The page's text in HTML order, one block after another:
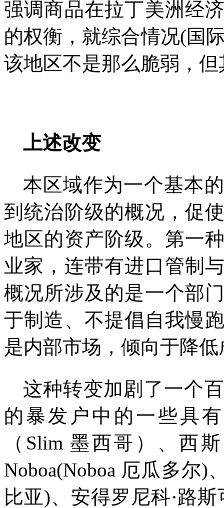
强调商品在拉丁美洲经
的权衡，就综合情况(国
该地区不是那么脆弱，
上述改变
本区域作为一个基本
到统治阶级的概况，促
地区的资产阶级。第一
业家，连带有进口管制
概况所涉及的是一个部
于制造、不提倡自我慢
是内部市场，倾向于降
这种转变加剧了一个
的暴发户中的一些具
（ Slim墨西哥）、西
Noboa(Noboa 厄瓜多尔)
比亚)、安得罗尼科·路斯